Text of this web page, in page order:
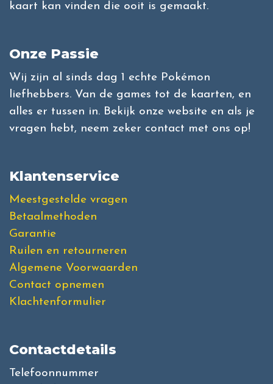
kaart kan vinden die ooit is gemaakt.
Onze Passie
Wij zijn al sinds dag 1 echte Pokémon
liefhebbers. Van de games tot de kaarten, en
alles er tussen in. Bekijk onze website en als je
vragen hebt, neem zeker contact met ons op!
Klantenservice
Meestgestelde vragen
Betaalmethoden
Garantie
Ruilen en retourneren
Algemene Voorwaarden
Contact opnemen
Klachtenformulier
Contactdetails
Telefoonnummer